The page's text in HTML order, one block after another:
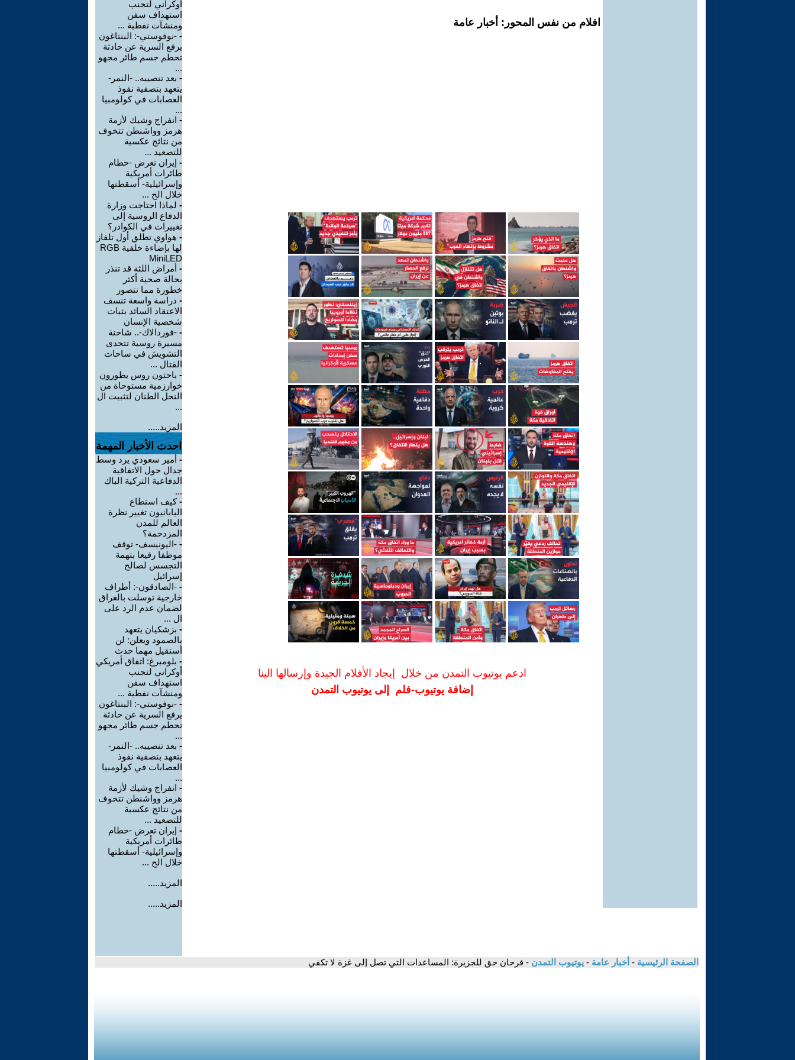
افلام من نفس المحور: أخبار عامة
ادعم يوتيوب التمدن من خلال إيجاد الأفلام الجيدة وإرسالها الينا
إضافة يوتيوب-فلم إلى يوتيوب التمدن
أوكراني لتجنب
استهداف سفن
ومنشآت نفطية ...
- -نوفوستي-: البنتاغون
يرفع السرية عن حادثة
تحطم جسم طائر مجهو
...
- بعد تنصيبه.. -النمر-
يتعهد بتصفية نفوذ
العصابات في كولومبيا
...
- انفراج وشيك لأزمة
هرمز وواشنطن تتخوف
من نتائج عكسية
للتصعيد ...
- إيران تعرض -حطام
طائرات أمريكية
وإسرائيلية- أسقطتها
خلال الح ...
- لماذا احتاجت وزارة
الدفاع الروسية إلى
تغييرات في الكوادر؟
- هواوي تطلق أول تلفاز
لها بإضاءة خلفية RGB
MiniLED
- أمراض اللثة قد تنذر
بحالة صحية أكثر
خطورة مما نتصور
- دراسة واسعة تنسف
الاعتقاد السائد بثبات
شخصية الإنسان
- -فوردالاك-.. شاحنة
مسيرة روسية تتحدى
التشويش في ساحات
القتال ...
- باحثون روس يطورون
خوارزمية مستوحاة من
النحل الطنان لتثبيت ال
...
المزيد.....
احدث الأخبار المهمة
- أمير سعودي يرد وسط
جدال حول الاتفاقية
الدفاعية التركية الباك
...
-كيف استطاع
اليابانيون تغيير نظرة
العالم للمدن
المزدحمة؟
- -اليونيسف- توقف
موظفا رفيعا بتهمة
التجسس لصالح
إسرائيل
- -الصادقون-: أطراف
خارجية توسلت بالعراق
لضمان عدم الرد على
ال ...
- بزشكيان يتعهد
بالصمود ويعلن: لن
أستقيل مهما حدث
- بلومبرغ: اتفاق أمريكي
أوكراني لتجنب
استهداف سفن
ومنشآت نفطية ...
- -نوفوستي-: البنتاغون
يرفع السرية عن حادثة
تحطم جسم طائر مجهو
...
- بعد تنصيبه.. -النمر-
يتعهد بتصفية نفوذ
العصابات في كولومبيا
...
- انفراج وشيك لأزمة
هرمز وواشنطن تتخوف
من نتائج عكسية
للتصعيد ...
- إيران تعرض -حطام
طائرات أمريكية
وإسرائيلية- أسقطتها
خلال الح ...
المزيد.....
المزيد.....
الصفحة الرئيسية - أخبار عامة - يوتيوب التمدن - فرحان حق للجزيرة: المساعدات التي تصل إلى غزة لا تكفي